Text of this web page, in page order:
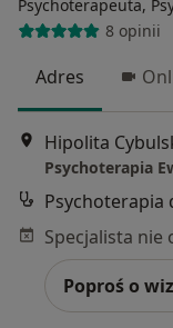
Psychoterapeuta,
8 opinii
Adres
Hipolita
Psychoterapia
Psychoterapia
Poproś o